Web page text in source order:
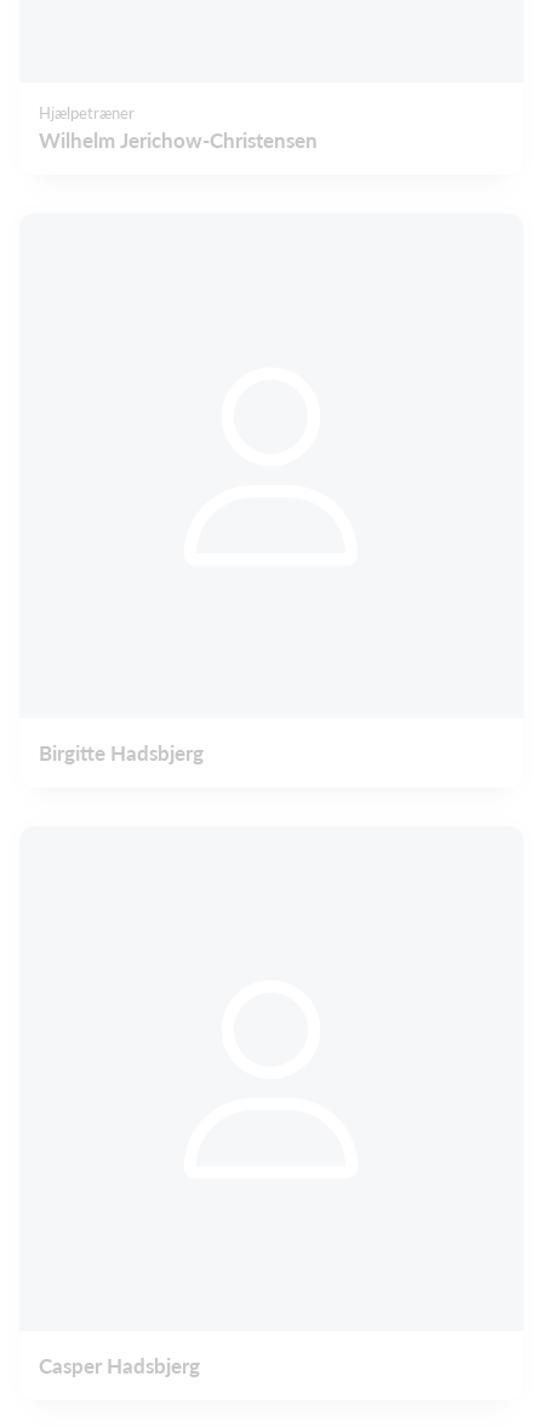
Hjælpetræner
Wilhelm Jerichow-Christensen
Birgitte Hadsbjerg
Casper Hadsbjerg